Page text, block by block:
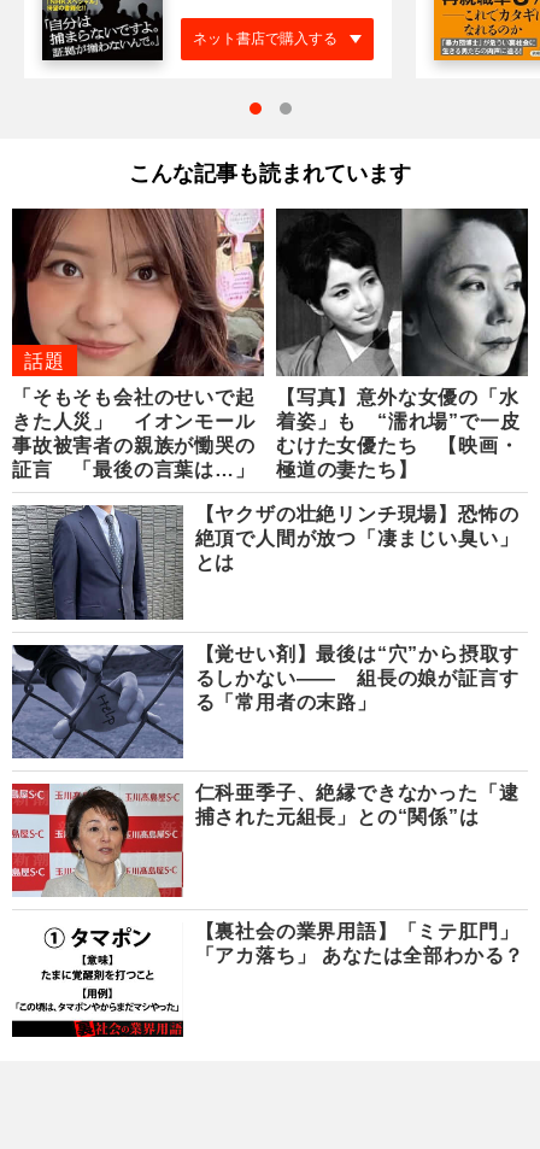
ネット書店で購入する
こんな記事も読まれています
話題
「そもそも会社のせいで起
きた人災」 イオンモール
事故被害者の親族が慟哭の
証言 「最後の言葉は…」
【写真】意外な女優の「水
着姿」も “濡れ場”で一皮
むけた女優たち 【映画・
極道の妻たち】
【ヤクザの壮絶リンチ現場】恐怖の
絶頂で人間が放つ「凄まじい臭い」
とは
【覚せい剤】最後は“穴”から摂取す
るしかない―― 組長の娘が証言す
る「常用者の末路」
仁科亜季子、絶縁できなかった「逮
捕された元組長」との“関係”は
【裏社会の業界用語】「ミテ肛門」
「アカ落ち」 あなたは全部わかる？